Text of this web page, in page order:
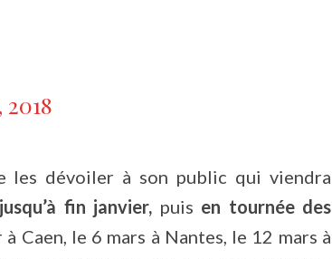
les dévoiler à son public qui viendra
fin janvier, puis en tournée des
Caen, le 6 mars à Nantes, le 12 mars à